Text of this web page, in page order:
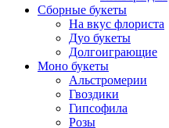
Сборные букеты
На вкус флориста
Дуо букеты
Долгоиграющие
Моно букеты
Альстромерии
Гвоздики
Гипсофила
Розы